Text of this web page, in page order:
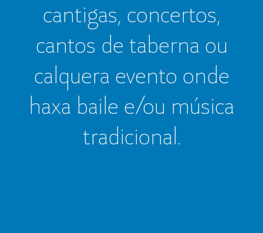
cantigas, concertos,
cantos de taberna ou
calquera evento onde
haxa baile e/ou música
tradicional.